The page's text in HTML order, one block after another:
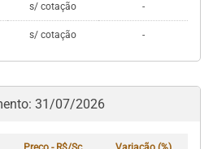
s/ cotação -
s/ cotação -
31/07/2026